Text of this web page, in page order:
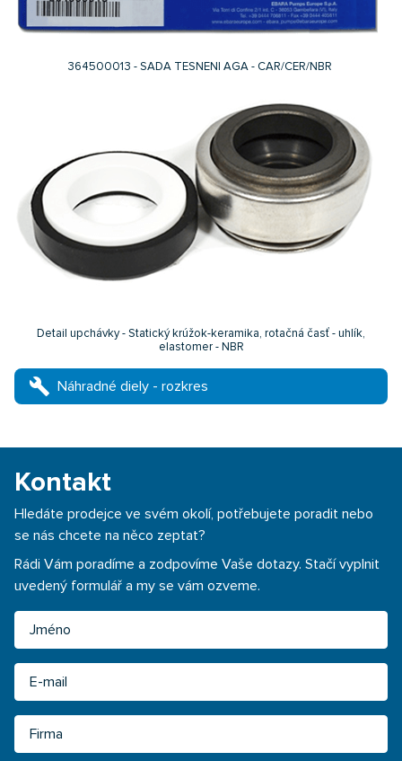
364500013 - SADA TESNENI AGA - CAR/CER/NBR
Detail upchávky - Statický krúžok-keramika, rotačná časť - uhlík,
elastomer - NBR
build Náhradné diely - rozkres
Kontakt
Hledáte prodejce ve svém okolí, potřebujete poradit nebo
se nás chcete na něco zeptat?
Rádi Vám poradíme a zodpovíme Vaše dotazy. Stačí vyplnit
uvedený formulář a my se vám ozveme.
Jméno